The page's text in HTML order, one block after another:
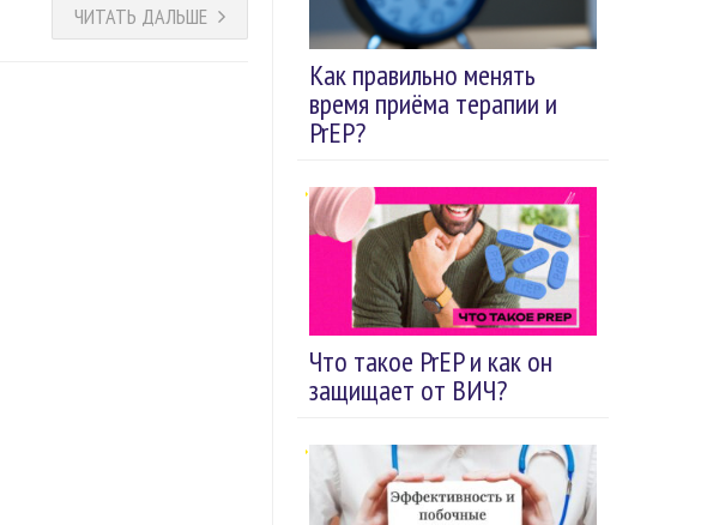
Как правильно менять
время приёма терапии и
PrEP?
Что такое PrEP и как он
защищает от ВИЧ?
ЧИТАТЬ ДАЛЬШЕ